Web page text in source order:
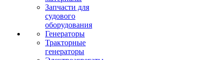
Запчасти для
судового
оборудования
Генераторы
Тракторные
генераторы